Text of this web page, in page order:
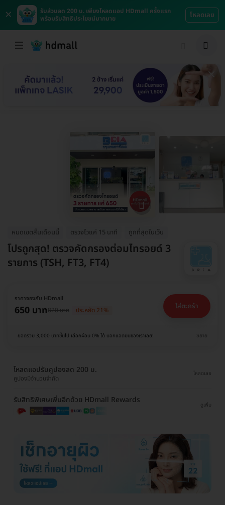
×
รับส่วนลด 200 บ. เพียงโหลดแอป HDmall ครั้งแรก
พร้อมรับสิทธิประโยชน์มากมาย
โหลดเลย
หมดเขตสิ้นเดือนนี้ ตรวจไวแค่ 15 นาที ถูกที่สุดในเว็บ
โปรถูกสุด! ตรวจคัดกรองต่อมไทรอยด์ 3
รายการ (TSH, FT3, FT4)
ราคาจองกับ HDmall
650 บาท820 บาท ประหยัด 21% ใส่ตะกร้า
ยอดรวม 3,000 บาทขึ้นไป เลือกผ่อน 0% ได้ บอกแอดมินของเราเลย! ขยาย
โหลดแอปรับคูปองลด 200 บ.
คูปองมีจำนวนจำกัด
โหลดเลย
รับสิทธิพิเศษเพิ่มอีกด้วย HDmall Rewards
ดูเพิ่ม